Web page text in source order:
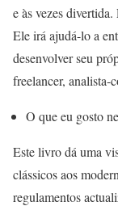
e às vezes
Ele irá ajudá-lo a
desenvolver seu
freelancer, analista-
O que eu gosto
Este livro dá uma
clássicos aos
regulamentos